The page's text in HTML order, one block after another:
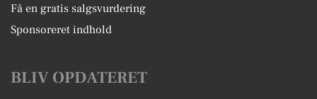
Få en gratis salgsvurdering
Sponsoreret indhold
BLIV OPDATERET